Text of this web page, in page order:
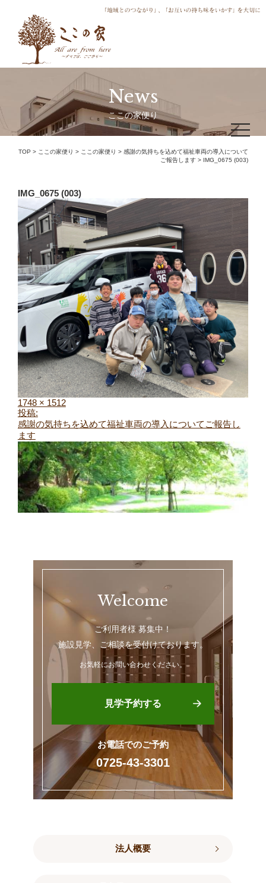
News
ここの家便り
toggle
TOP > ここの家便り > ここの家便り >感謝の気持ちを込めて福祉車両の導入について
ご報告します > IMG_0675 (003)
IMG_0675 (003)
1748 × 1512
投稿:
感謝の気持ちを込めて福祉車両の導入についてご報告し
ます
Welcome
ご利用者様 募集中！
施設見学、ご相談を受付けております。
お気軽にお問い合わせください。
見学予約する
お電話でのご予約
0725-43-3301
法人概要